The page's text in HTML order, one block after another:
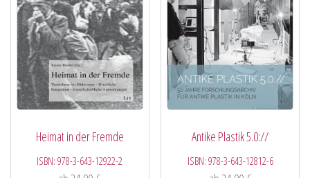
Heimat in der Fremde
ISBN:978-3-643-12922-2
Antike Plastik 5.0://
ISBN: 978-3-643-12812-6